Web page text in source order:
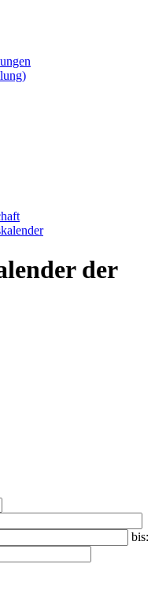
der
bis: